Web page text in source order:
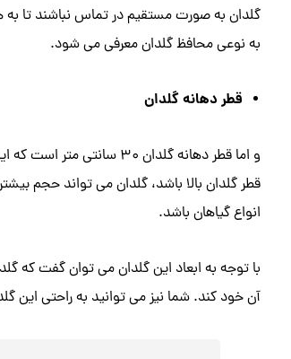
گلدان به صورت مستقیم در تماس نباشند تا
به نوعی محافظ گلدان معرفی می شود.
قطر دهانه گلدان
و اما قطر دهانه گلدان
قطر گلدان بالا باشد، گلدان می تواند حجم
انواع گیاهان باشد.
آن خود کند. شما نیز می توانید به راحتی این